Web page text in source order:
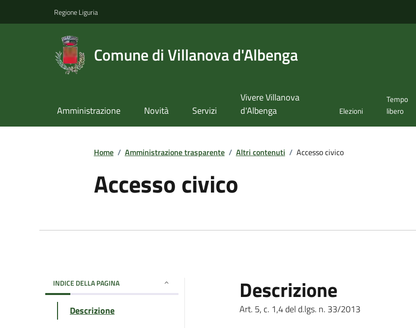
Regione Liguria
Comune di Villanova d'Albenga
Amministrazione Novità Servizi
Vivere Villanova
d'Albenga
Elezioni
Tempo
libero
Home / Amministrazione trasparente / Altri contenuti / Accesso civico
Accesso civico
INDICE DELLA PAGINA
Descrizione
Descrizione
Art. 5, c. 1,4 del d.lgs. n. 33/2013